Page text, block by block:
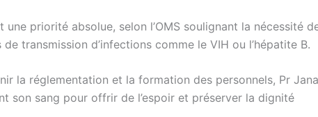
priorité absolue, selon l’OMS soulignant la nécessité
transmission d’infections comme le VIH ou l’hépatite B.
la réglementation et la formation des personnels, Pr
son sang pour offrir de l’espoir et préserver la dignité